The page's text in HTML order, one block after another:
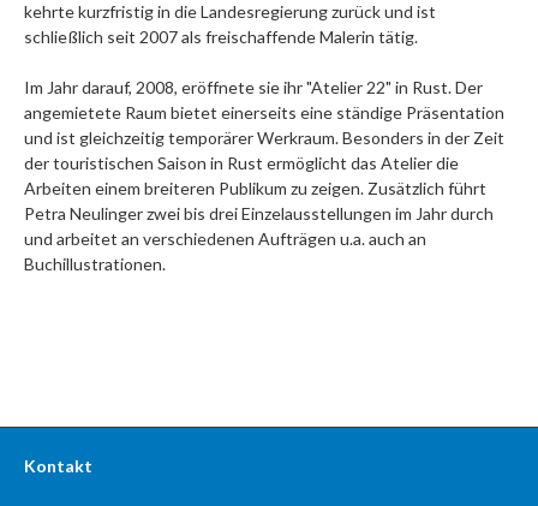
kehrte kurzfristig in die Landesregierung zurück und ist
schließlich seit 2007 als freischaffende Malerin tätig.
Im Jahr darauf, 2008, eröffnete sie ihr "Atelier 22" in Rust. Der
angemietete Raum bietet einerseits eine ständige Präsentation
und ist gleichzeitig temporärer Werkraum. Besonders in der Zeit
der touristischen Saison in Rust ermöglicht das Atelier die
Arbeiten einem breiteren Publikum zu zeigen. Zusätzlich führt
Petra Neulinger zwei bis drei Einzelausstellungen im Jahr durch
und arbeitet an verschiedenen Aufträgen u.a. auch an
Buchillustrationen.
Kontakt